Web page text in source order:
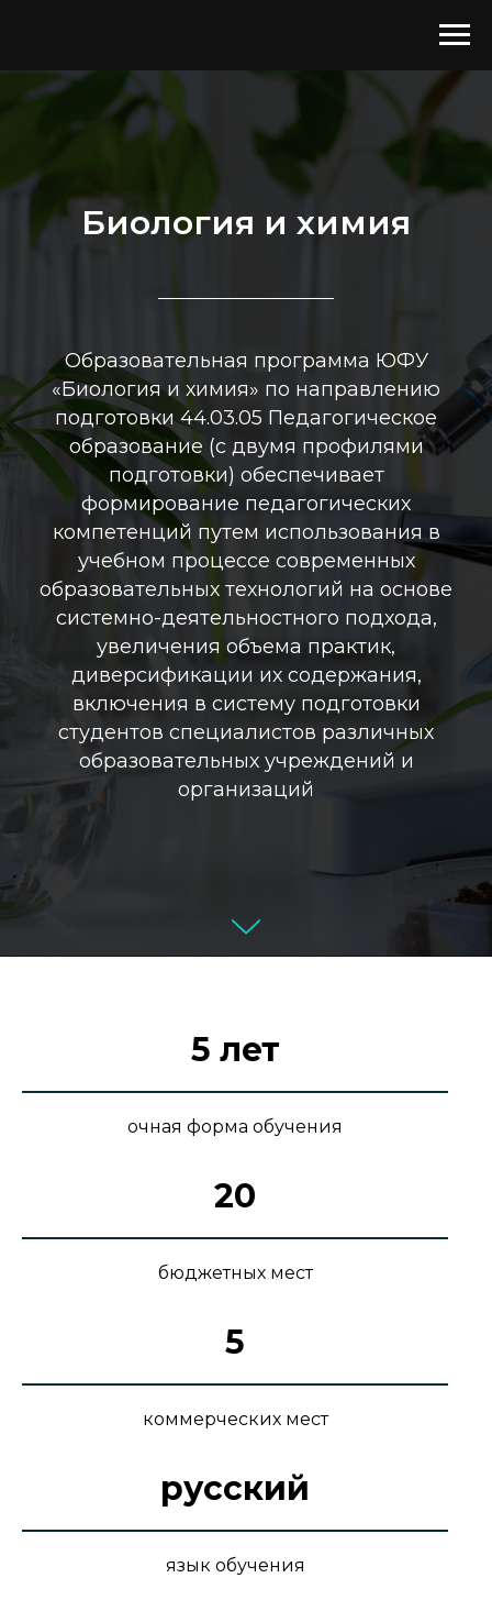
Биология и химия
Образовательная программа ЮФУ
«Биология и химия» по направлению
подготовки 44.03.05 Педагогическое
образование (с двумя профилями
подготовки) обеспечивает
формирование педагогических
компетенций путем использования в
учебном процессе современных
образовательных технологий на основе
системно-деятельностного подхода,
увеличения объема практик,
диверсификации их содержания,
включения в систему подготовки
студентов специалистов различных
образовательных учреждений и
организаций
5 лет
очная форма обучения
20
бюджетных мест
5
коммерческих мест
русский
язык обучения